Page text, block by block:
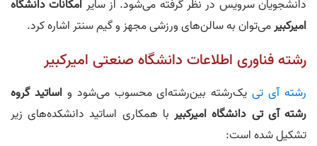
دانشجویان سرویس در نظر گرفته می‌شود. از سایر امکانات دانشگاه
امیرکبیرمی‌توان به سالن‌های ورزشی مجهز و گیم سنتر اشاره کرد.
رشته فناوری اطلاعات دانشگاه صنعتی امیرکبیر
رشته آی تییک‌رشته بین‌رشته‌ای محسوب می‌شود واساتید گروه
رشتهآی‌تی دانشگاه امیرکبیربا همکاری اساتید دانشکده‌های زیر
تشکیل شده است: